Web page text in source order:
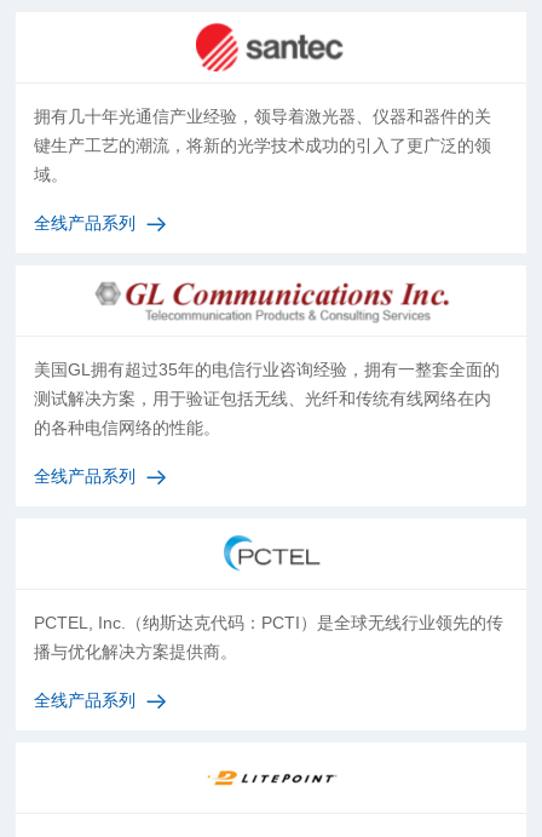
拥有几十年光通信产业经验，领导着激光器、仪器和器件的关
键生产工艺的潮流，将新的光学技术成功的引入了更广泛的领
域。
全线产品系列
美国GL拥有超过35年的电信行业咨询经验，拥有一整套全面的
测试解决方案，用于验证包括无线、光纤和传统有线网络在内
的各种电信网络的性能。
全线产品系列
PCTEL, Inc.（纳斯达克代码：PCTI）是全球无线行业领先的传
播与优化解决方案提供商。
全线产品系列